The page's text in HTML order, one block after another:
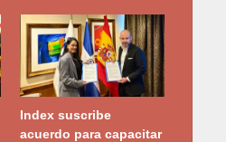
Index suscribe
acuerdo para capacitar